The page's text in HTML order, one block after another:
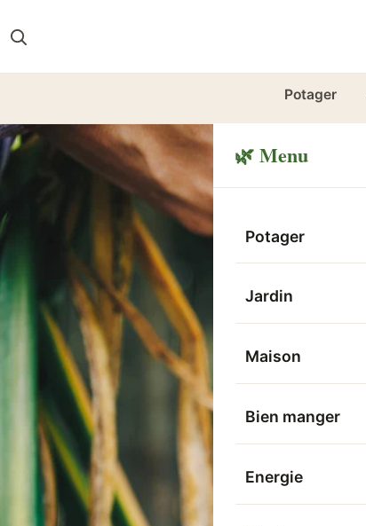
Potager
🌿 Menu
Potager
Jardin
Maison
Bien manger
Energie